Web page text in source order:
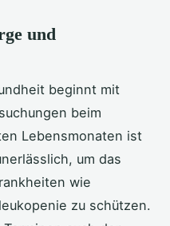
und
beginnt mit
beim
Lebensmonaten ist
um das
wie
zu schützen.